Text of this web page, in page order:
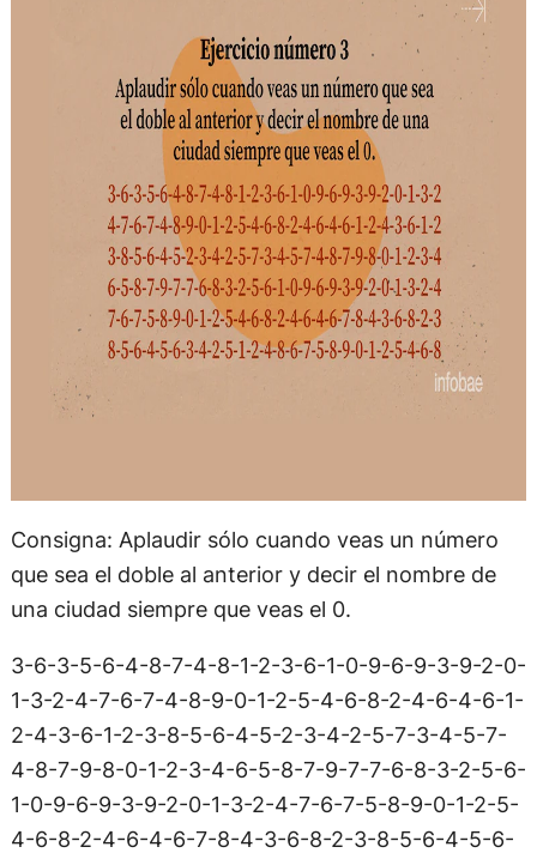
Consigna: Aplaudir sólo cuando veas un número
que sea el doble al anterior y decir el nombre de
una ciudad siempre que veas el 0.
3-6-3-5-6-4-8-7-4-8-1-2-3-6-1-0-9-6-9-3-9-2-0-
1-3-2-4-7-6-7-4-8-9-0-1-2-5-4-6-8-2-4-6-4-6-1-
2-4-3-6-1-2-3-8-5-6-4-5-2-3-4-2-5-7-3-4-5-7-
4-8-7-9-8-0-1-2-3-4-6-5-8-7-9-7-7-6-8-3-2-5-6-
1-0-9-6-9-3-9-2-0-1-3-2-4-7-6-7-5-8-9-0-1-2-5-
4-6-8-2-4-6-4-6-7-8-4-3-6-8-2-3-8-5-6-4-5-6-